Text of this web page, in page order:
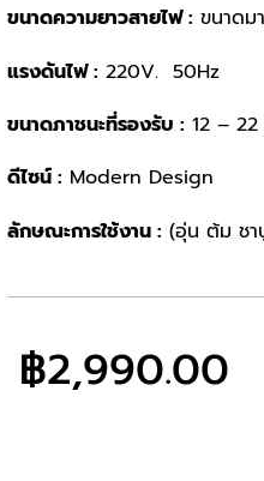
ขนาดความยาวสายไฟ : ขนาดม
แรงดันไฟ : 220V. 50Hz
ขนาดภาชนะที่รองรับ : 12 – 22
ดีไซน์ : Modern Design
ลักษณะการใช้งาน : (อุ่น ต้ม ช
฿2,990.00